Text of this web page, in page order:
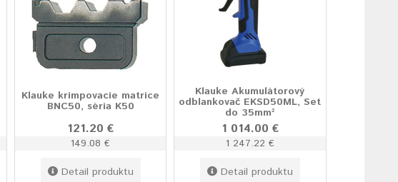
Klauke krimpovacie matrice
BNC50, séria K50
121.20 €
149.08 €
Detail produktu
Klauke Akumulátorový
odblankovač EKSD50ML, Set
do 35mm²
1 014.00 €
1 247.22 €
Detail produktu